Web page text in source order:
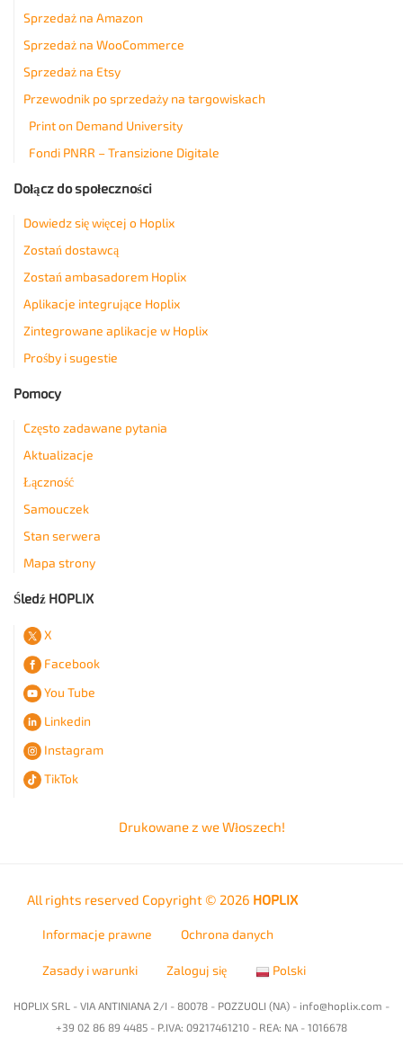
Sprzedaż na Amazon
Sprzedaż na WooCommerce
Sprzedaż na Etsy
Przewodnik po sprzedaży na targowiskach
Print on Demand University
Fondi PNRR – Transizione Digitale
Dołącz do społeczności
Dowiedz się więcej o Hoplix
Zostań dostawcą
Zostań ambasadorem Hoplix
Aplikacje integrujące Hoplix
Zintegrowane aplikacje w Hoplix
Prośby i sugestie
Pomocy
Często zadawane pytania
Aktualizacje
Łączność
Samouczek
Stan serwera
Mapa strony
Śledź HOPLIX
X
Facebook
You Tube
Linkedin
Instagram
TikTok
Drukowane z we Włoszech!
All rights reserved Copyright © 2026 HOPLIX
Informacje prawne Ochrona danych
Zasady i warunki Zaloguj się Polski
HOPLIX SRL - VIA ANTINIANA 2/I - 80078 - POZZUOLI (NA) - info@hoplix.com -
+39 02 86 89 4485 - P.IVA: 09217461210 - REA: NA - 1016678